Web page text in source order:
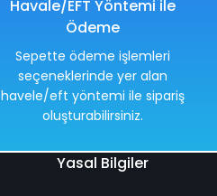
Hızlı
Teslimat
Kargo
Bedava
Havale/EFT Yöntemi ile
Ödeme
Sepette ödeme işlemleri
seçeneklerinde yer alan
havele/eft yöntemi ile sipariş
oluşturabilirsiniz.
Yasal Bilgiler